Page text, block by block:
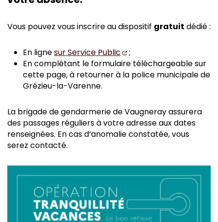
Vous pouvez vous inscrire au dispositif gratuit dédié :
En lignesur Service Public (ouverture dans un
;
En complétant le formulaire téléchargeable sur
cette page, à retourner à la police municipale de
Grézieu-la-Varenne.
La brigade de gendarmerie de Vaugneray assurera
des passages réguliers à votre adresse aux dates
renseignées. En cas d’anomalie constatée, vous
serez contacté.